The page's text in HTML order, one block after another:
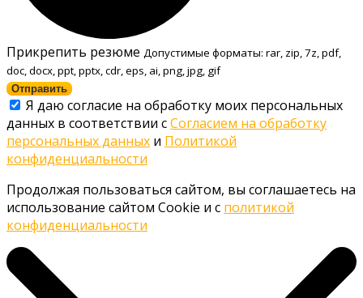
Прикрепить резюме Допустимые форматы: rar, zip, 7z, pdf,
doc, docx, ppt, pptx, cdr, eps, ai, png, jpg, gif
Отправить
Я даю согласие на обработку моих персональных
данных в соответствии сСогласием на обработку
персональных данных и Политикой
конфиденциальности
Продолжая пользоваться сайтом, вы соглашаетесь на
использование сайтом Cookie и с политикой
конфиденциальности